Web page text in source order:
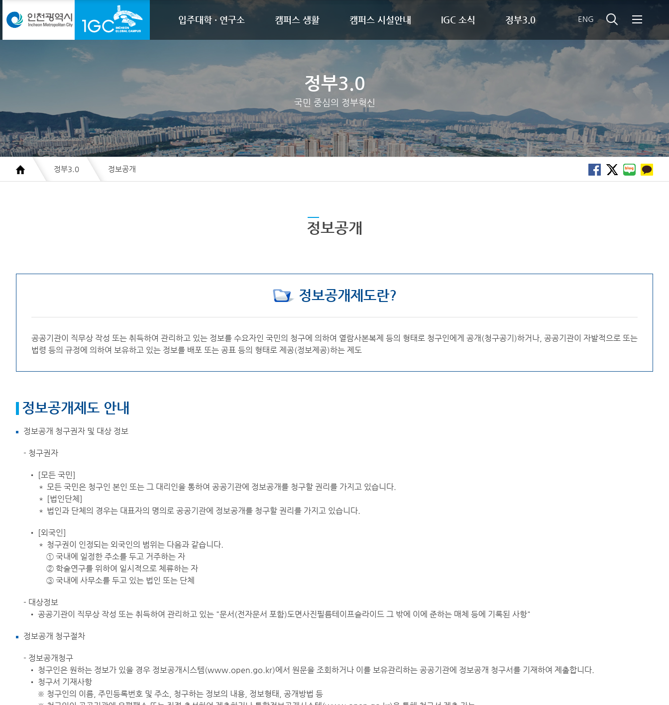
IGC 입주대학 · 연구소 캠퍼스 생활 캠퍼스 시설안내 IGC 소식 정부3.0 ENG
정부3.0
국민 중심의 정부혁신
정부3.0 정보공개
정보공개
정보공개제도란?
공공기관이 직무상 작성 또는 취득하여 관리하고 있는 정보를 수요자인 국민의 청구에 의하여 열람사본복제 등의 형태로 청구인에게 공개(청구공기)하거나, 공공기관이 자발적으로 또는
법령 등의 규정에 의하여 보유하고 있는 정보를 배포 또는 공표 등의 형태로 제공(정보제공)하는 제도
정보공개제도 안내
정보공개 청구권자 및 대상 정보
- 청구권자
• [모든 국민]
＊ 모든 국민은 청구인 본인 또는 그 대리인을 통하여 공공기관에 정보공개를 청구할 권리를 가지고 있습니다.
＊ [법인단체]
＊ 법인과 단체의 경우는 대표자의 명의로 공공기관에 정보공개를 청구할 권리를 가지고 있습니다.
• [외국인]
＊ 청구권이 인정되는 외국인의 범위는 다음과 같습니다.
① 국내에 일정한 주소를 두고 거주하는 자
② 학술연구를 위하여 일시적으로 체류하는 자
③ 국내에 사무소를 두고 있는 법인 또는 단체
- 대상정보
• 공공기관이 직무상 작성 또는 취득하여 관리하고 있는 "문서(전자문서 포함)도면사진필름테이프슬라이드 그 밖에 이에 준하는 매체 등에 기록된 사항"
정보공개 청구절차
- 정보공개청구
• 청구인은 원하는 정보가 있을 경우 정보공개시스템(www.open.go.kr)에서 원문을 조회하거나 이를 보유관리하는 공공기관에 정보공개 청구서를 기재하여 제출합니다.
• 청구서 기재사항
※ 청구인의 이름, 주민등록번호 및 주소, 청구하는 정보의 내용, 정보형태, 공개방법 등